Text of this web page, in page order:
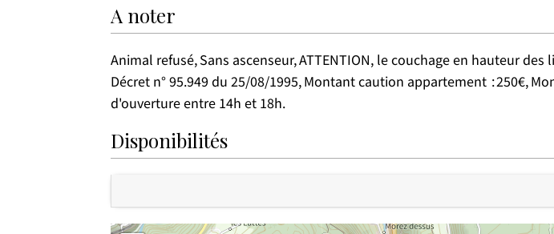
A noter
Animal refusé Sans ascenseur ATTENTION, le couchage en hauteur
Décret n° 95.949 du 25/08/1995 Montant caution appartement 250€
d'ouverture entre 14h et 18h
Disponibilités